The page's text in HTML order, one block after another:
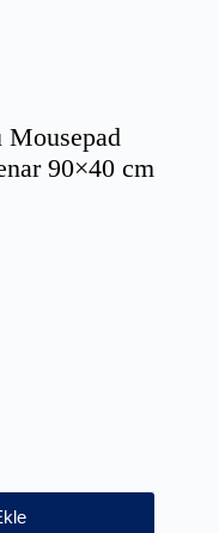
90×40 cm